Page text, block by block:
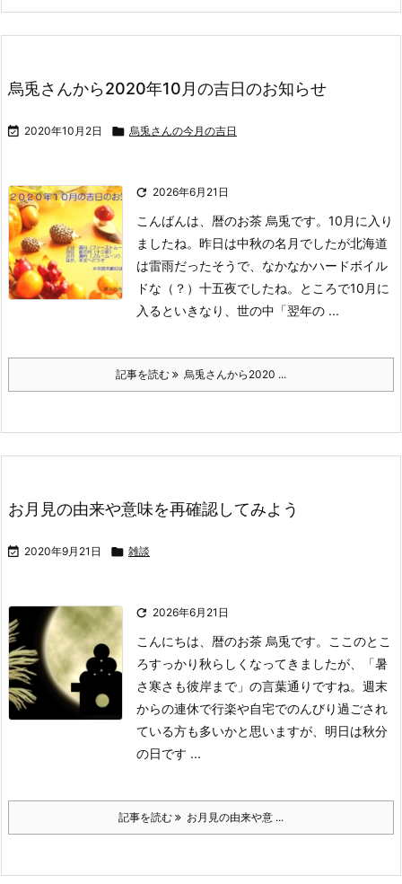
烏兎さんから2020年10月の吉日のお知らせ
 2020年10月2日  烏兎さんの今月の吉日
 2026年6月21日
こんばんは、暦のお茶 烏兎です。 10月に入り
ましたね。 昨日は中秋の名月でしたが北海道
は雷雨だったそうで、なかなかハードボイル
ドな（？）十五夜でしたね。
ところで10月に
入るといきなり、世の中「翌年の ...
記事を読む 烏兎さんから2020 ...
お月見の由来や意味を再確認してみよう
 2020年9月21日  雑談
 2026年6月21日
こんにちは、暦のお茶 烏兎です。
ここのとこ
ろすっかり秋らしくなってきましたが、「暑
さ寒さも彼岸まで」の言葉通りですね。 週末
からの連休で行楽や自宅でのんびり過ごされ
ている方も多いかと思いますが、明日は秋分
の日です ...
記事を読む お月見の由来や意 ...